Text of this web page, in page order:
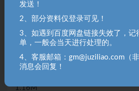
1.44M
├──练习册答案解析第4讲.满分系列
1.30M
1.16M
发送！
2、部分资料仅登录可见！
3、如遇到百度网盘链接失效了，记
单，一般会当天进行处理的。
4、客服邮箱：gm@juziliao.com（
消息会回复！